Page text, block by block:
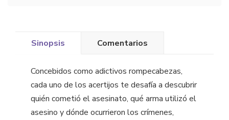
Sinopsis Comentarios
Concebidos como adictivos rompecabezas,
cada uno de los acertijos te desafía a descubrir
quién cometió el asesinato, qué arma utilizó el
asesino y dónde ocurrieron los crímenes,